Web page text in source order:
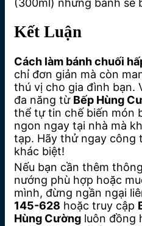
Kết Luận
Cách làm bánh chuối
chỉ đơn giản mà còn
thú vị cho gia đình bạn.
đa năng từ Bếp Hùng
thể tự tin chế biến món
ngon ngay tại nhà mà
tạp. Hãy thử ngay công
khác biệt!
Nếu bạn cần thêm
nướng phù hợp hoặc
mình, đừng ngần ngại
145-628 hoặc truy cập
Hùng Cường luôn đồng